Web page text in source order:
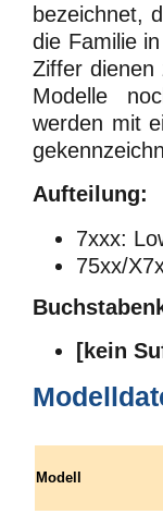
bezeichnet,
die Familie
Ziffer dienen
Modelle
werden mit
Aufteilung:
7xxx:
75xx/
[kein
Modell